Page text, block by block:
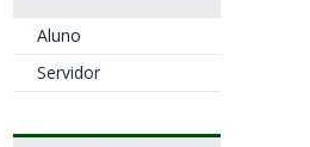
Aluno
Servidor